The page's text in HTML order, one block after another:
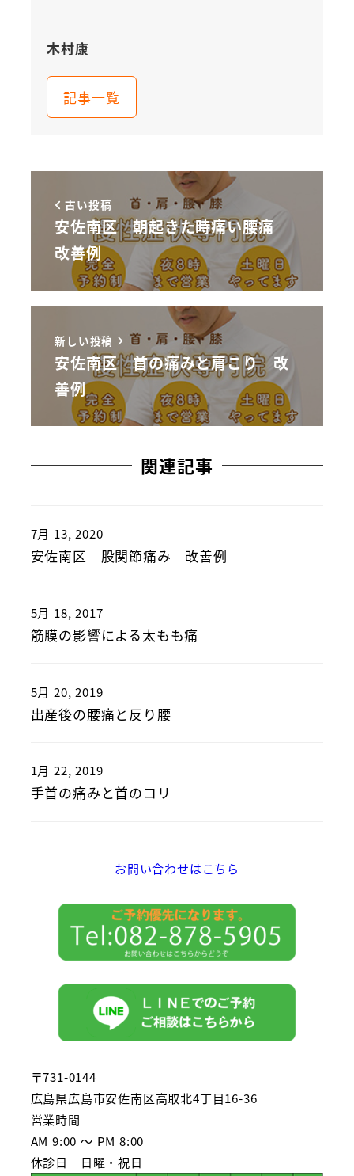
木村康
記事一覧
古い投稿
安佐南区 朝起きた時痛い腰痛
改善例
新しい投稿
安佐南区 首の痛みと肩こり 改
善例
関連記事
安佐南区 股関節痛み 改善例
7月 13, 2020
筋膜の影響による太もも痛
5月 18, 2017
出産後の腰痛と反り腰
5月 20, 2019
手首の痛みと首のコリ
1月 22, 2019
お問い合わせはこちら
〒731-0144
広島県広島市安佐南区高取北4丁目16-36
営業時間
AM 9:00 ～ PM 8:00
休診日 日曜・祝日